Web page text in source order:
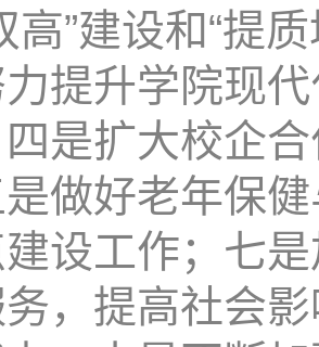
高”建设和“提
提升学院现
是扩大校企
做好老年保
设工作；七
，提高社会